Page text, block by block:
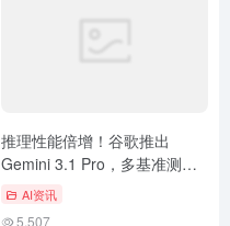
推理性能倍增！谷歌推出
Gemini 3.1 Pro，多基准测试
超越GPT-5.2
AI资讯
5,507